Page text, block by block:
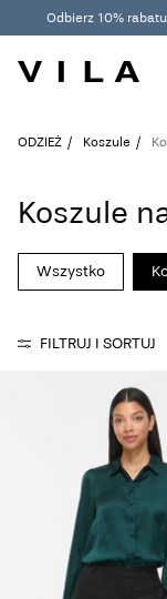
Odbierz 10%
NOWOŚCI
ODZIEŻ
VILA CLUB
ROUGE EDIT
pytania?
ODZIEŻ Koszule
Koszule
Wszystko
FILTRUJ I SORTUJ